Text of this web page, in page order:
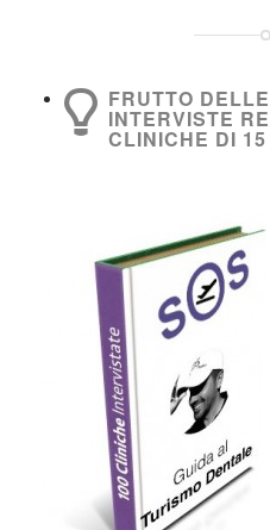
FRUTTO
INTERVISTE
CLINICHE DI